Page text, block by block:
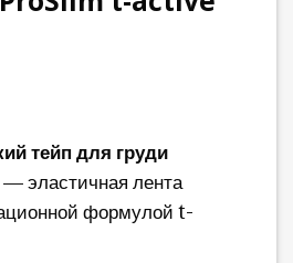
тейп для груди
— эластичная лента
формулой t-